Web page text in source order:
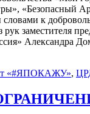
к
заместителя
Александра
«#ЯПОКАЖУ»,